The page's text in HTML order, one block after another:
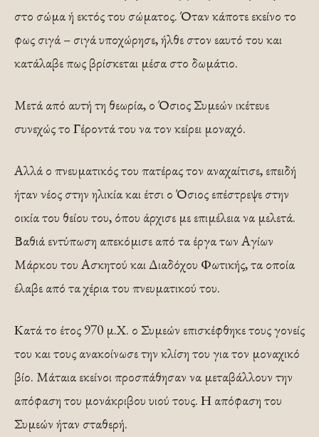
στο σώμα ή εκτός του σώματος. Όταν κάποτε εκείνο το
φως σιγά – σιγά υποχώρησε, ήλθε στον εαυτό του και
κατάλαβε πως βρίσκεται μέσα στο δωμάτιο.
Μετά από αυτή τη θεωρία, ο Όσιος Συμεών ικέτευε
συνεχώς το Γέροντά του να τον κείρει μοναχό.
Αλλά ο πνευματικός του πατέρας τον αναχαίτισε, επειδή
ήταν νέος στην ηλικία και έτσι ο Όσιος επέστρεψε στην
οικία του θείου του, όπου άρχισε με επιμέλεια να μελετά.
Βαθιά εντύπωση απεκόμισε από τα έργα των Αγίων
Μάρκου του Ασκητού και Διαδόχου Φωτικής, τα οποία
έλαβε από τα χέρια του πνευματικού του.
Κατά το έτος 970 μ.Χ. ο Συμεών επισκέφθηκε τους γονείς
του και τους ανακοίνωσε την κλίση του για τον μοναχικό
βίο. Μάταια εκείνοι προσπάθησαν να μεταβάλλουν την
απόφαση του μονάκριβου υιού τους. Η απόφαση του
Συμεών ήταν σταθερή.